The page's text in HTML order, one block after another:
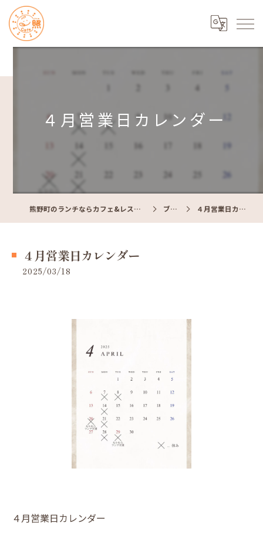
４月営業日カレンダー
熊野町のランチならカフェ&レストラン Cafe照 ブログ ４月営業日カレンダー
４月営業日カレンダー
2025/03/18
４月営業日カレンダー